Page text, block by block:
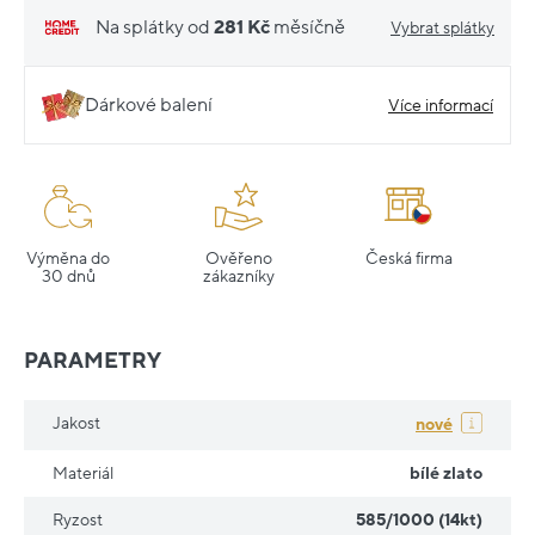
Na splátky od 281 Kč měsíčně Vybrat splátky
Dárkové balení Více informací
Výměna do
30 dnů
Ověřeno
zákazníky
Česká firma
PARAMETRY
Jakost nové
Materiál bílé zlato
Ryzost 585/1000 (14kt)